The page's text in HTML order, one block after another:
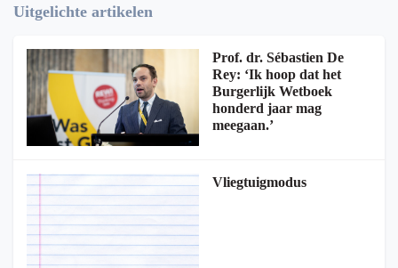
Uitgelichte artikelen
Prof. dr. Sébastien De
Rey: ‘Ik hoop dat het
Burgerlijk Wetboek
honderd jaar mag
meegaan.’
Vliegtuigmodus